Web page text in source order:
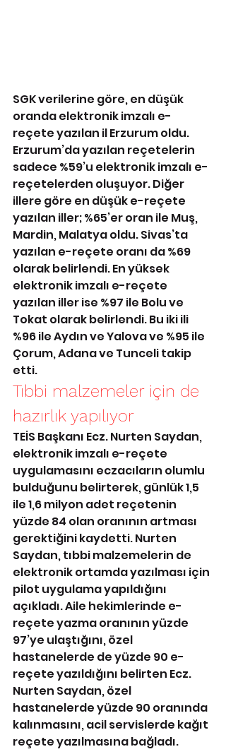
SGK verilerine göre, en düşük
oranda elektronik imzalı e-
reçete yazılan il Erzurum oldu.
Erzurum’da yazılan reçetelerin
sadece %59’u elektronik imzalı e-
reçetelerden oluşuyor. Diğer
illere göre en düşük e-reçete
yazılan iller; %65’er oran ile Muş,
Mardin, Malatya oldu. Sivas’ta
yazılan e-reçete oranı da %69
olarak belirlendi. En yüksek
elektronik imzalı e-reçete
yazılan iller ise %97 ile Bolu ve
Tokat olarak belirlendi. Bu iki ili
%96 ile Aydın ve Yalova ve %95 ile
Çorum, Adana ve Tunceli takip
etti.
Tıbbi malzemeler için de
hazırlık yapılıyor
TEİS Başkanı Ecz. Nurten Saydan,
elektronik imzalı e-reçete
uygulamasını eczacıların olumlu
bulduğunu belirterek, günlük 1,5
ile 1,6 milyon adet reçetenin
yüzde 84 olan oranının artması
gerektiğini kaydetti. Nurten
Saydan, tıbbi malzemelerin de
elektronik ortamda yazılması için
pilot uygulama yapıldığını
açıkladı. Aile hekimlerinde e-
reçete yazma oranının yüzde
97’ye ulaştığını, özel
hastanelerde de yüzde 90 e-
reçete yazıldığını belirten Ecz.
Nurten Saydan, özel
hastanelerde yüzde 90 oranında
kalınmasını, acil servislerde kağıt
reçete yazılmasına bağladı.